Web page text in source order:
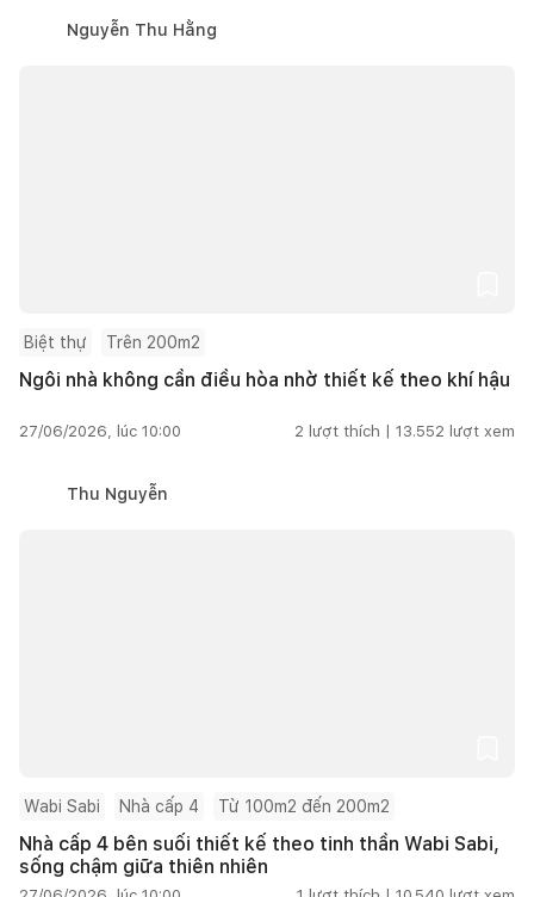
Nguyễn Thu Hằng
Biệt thự Trên 200m2
Ngôi nhà không cần điều hòa nhờ thiết kế theo khí hậu
27/06/2026, lúc 10:00 2 lượt thích | 13.552 lượt xem
Thu Nguyễn
Wabi Sabi Nhà cấp 4 Từ 100m2 đến 200m2
Nhà cấp 4 bên suối thiết kế theo tinh thần Wabi Sabi,
sống chậm giữa thiên nhiên